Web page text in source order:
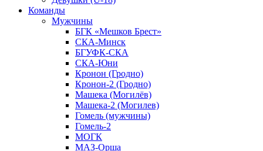
Команды
Мужчины
БГК «Мешков Брест»
СКА-Минск
БГУФК-СКА
СКА-Юни
Кронон (Гродно)
Кронон-2 (Гродно)
Машека (Могилёв)
Машека-2 (Могилев)
Гомель (мужчины)
Гомель-2
МОГК
МАЗ-Орша